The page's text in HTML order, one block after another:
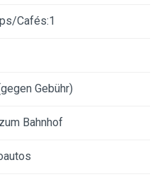
Cafés:1
Gebühr)
Bahnhof